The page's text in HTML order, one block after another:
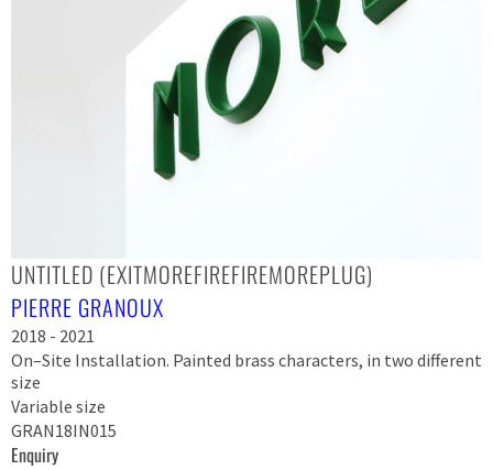
UNTITLED (EXITMOREFIREFIREMOREPLUG)
PIERRE GRANOUX
2018 - 2021
On–Site Installation. Painted brass characters, in two different
size
Variable size
GRAN18IN015
Enquiry